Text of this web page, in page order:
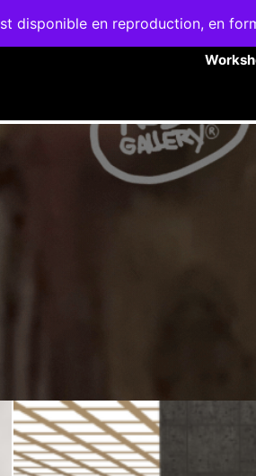
disponible en reproduction, en